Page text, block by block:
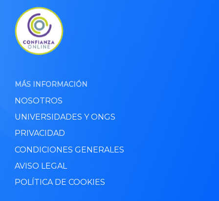
MÁS INFORMACIÓN
NOSOTROS
UNIVERSIDADES Y ONGS
PRIVACIDAD
CONDICIONES GENERALES
AVISO LEGAL
POLÍTICA DE COOKIES